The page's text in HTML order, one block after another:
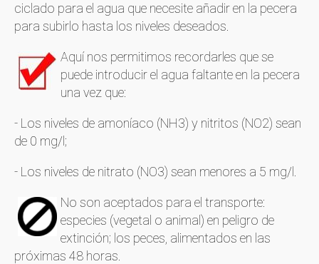
ciclado para el agua que necesite añadir en la pecera
para subirlo hasta los niveles deseados.
Aquí nos permitimos recordarles que se
puede introducir el agua faltante en la pecera
una vez que:
- Los niveles de amoníaco (NH3) y nitritos (NO2) sean
de 0 mg/l;
- Los niveles de nitrato (NO3) sean menores a 5 mg/l.
No son aceptados para el transporte:
especies (vegetal o animal) en peligro de
extinción; los peces, alimentados en las
próximas 48 horas.